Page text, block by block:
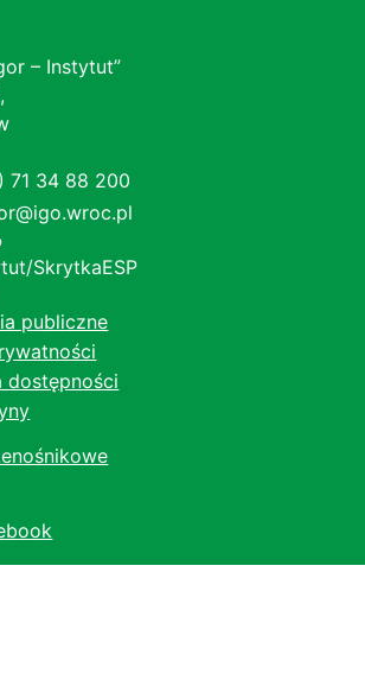
– Instytut”
71 34 88 200
SkrytkaESP
publiczne
dostępności